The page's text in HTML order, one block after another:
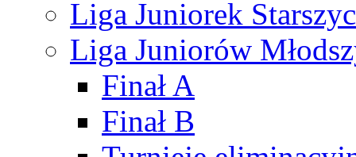
Liga Juniorek
Liga Juniorów
Finał A
Finał B